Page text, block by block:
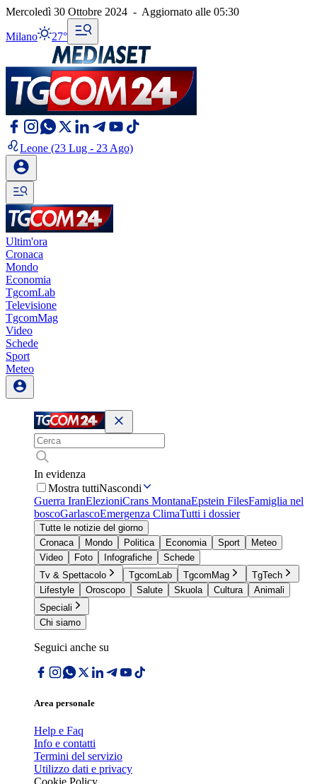
Mercoledì 30 Ottobre 2024 - Aggiornato alle 05:30
Milano 27°
Leone (23 Lug - 23 Ago)
Ultim'ora
Cronaca
Mondo
Economia
TgcomLab
Televisione
TgcomMag
Video
Schede
Sport
Meteo
In evidenza
Mostra tuttiNascondi
Guerra IranElezioniCrans MontanaEpstein FilesFamiglia nel
boscoGarlascoEmergenza ClimaTutti i dossier
Tutte le notizie del giorno
Cronaca
Mondo Politica Economia Sport
Meteo
Video
Foto Infografiche
Schede
Tv & Spettacolo
TgcomLab TgcomMag
TgTech
Lifestyle
Oroscopo Salute Skuola Cultura
Animali
Speciali
Chi siamo
Seguici anche su
Area personale
Help e Faq
Info e contatti
Termini del servizio
Utilizzo dati e privacy